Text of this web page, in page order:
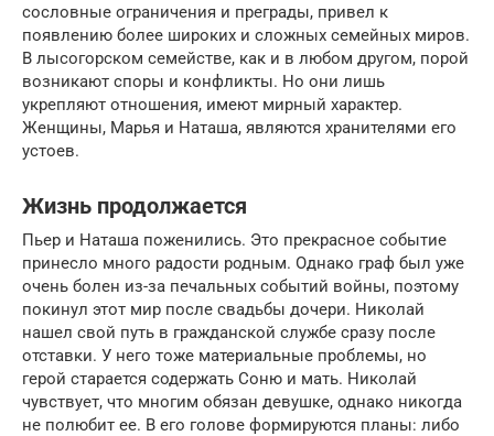
сословные ограничения и преграды, привел к
появлению более широких и сложных семейных миров.
В лысогорском семействе, как и в любом другом, порой
возникают споры и конфликты. Но они лишь
укрепляют отношения, имеют мирный характер.
Женщины, Марья и Наташа, являются хранителями его
устоев.
Жизнь продолжается
Пьер и Наташа поженились. Это прекрасное событие
принесло много радости родным. Однако граф был уже
очень болен из-за печальных событий войны, поэтому
покинул этот мир после свадьбы дочери. Николай
нашел свой путь в гражданской службе сразу после
отставки. У него тоже материальные проблемы, но
герой старается содержать Соню и мать. Николай
чувствует, что многим обязан девушке, однако никогда
не полюбит ее. В его голове формируются планы: либо